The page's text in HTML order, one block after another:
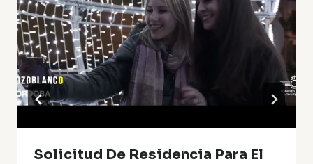
Solicitud De Residencia Para El